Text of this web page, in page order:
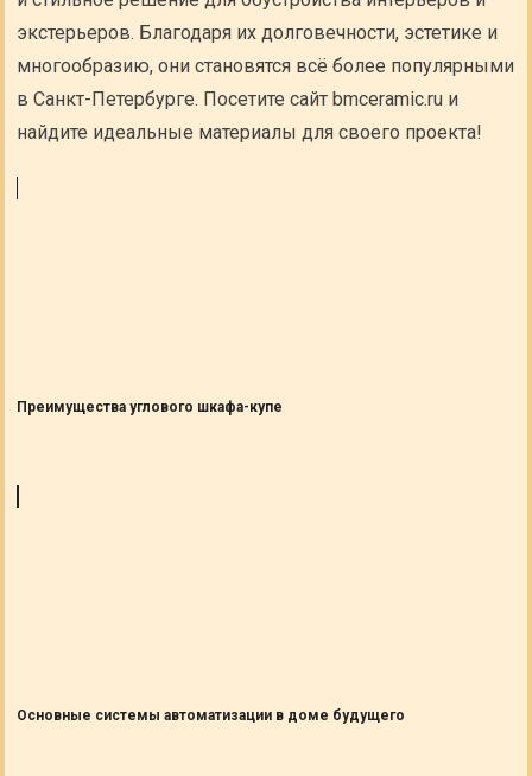
экстерьеров. Благодаря их долговечности, эстетике и
многообразию, они становятся всё более популярными
в Санкт-Петербурге. Посетите сайт bmceramic.ru и
найдите идеальные материалы для своего проекта!
Преимущества углового шкафа-купе
Основные системы автоматизации в доме будущего